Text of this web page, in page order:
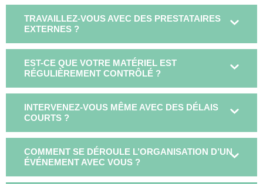
TRAVAILLEZ-VOUS AVEC DES PRESTATAIRES
EXTERNES ?
EST-CE QUE VOTRE MATÉRIEL EST
RÉGULIÈREMENT CONTRÔLÉ ?
INTERVENEZ-VOUS MÊME AVEC DES DÉLAIS
COURTS ?
COMMENT SE DÉROULE L’ORGANISATION D’UN
ÉVÉNEMENT AVEC VOUS ?